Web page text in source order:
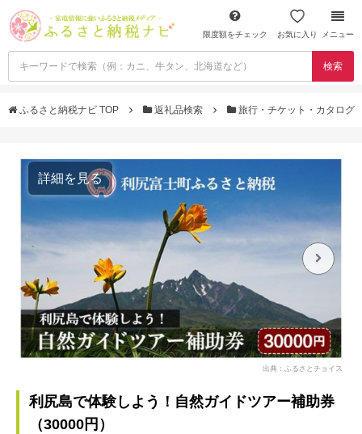
限度額をチェック お気に入り メニュー
検索
ふるさと納税ナビ TOP 返礼品検索 旅行・チケット・カタログ
詳細を見る
出典：ふるさとチョイス
利尻島で体験しよう！自然ガイドツアー補助券
（30000円）